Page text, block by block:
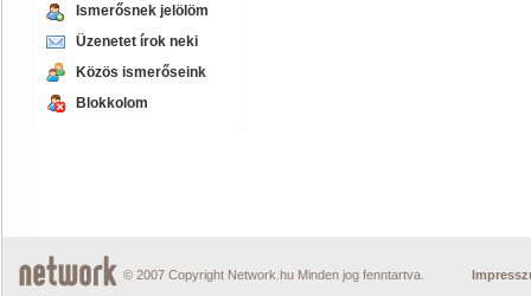
Ismerősnek jelölöm
Üzenetet írok neki
Közös ismerőseink
Blokkolom
© 2007 Copyright Network.hu Minden jog fenntartva.